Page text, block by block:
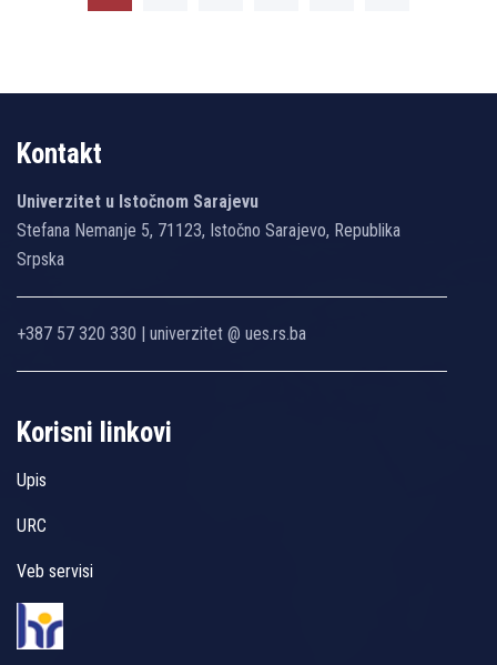
Kontakt
Univerzitet u Istočnom Sarajevu
Stefana Nemanje 5, 71123, Istočno Sarajevo, Republika
Srpska
+387 57 320 330 | univerzitet @ ues.rs.ba
Korisni linkovi
Upis
URC
Veb servisi